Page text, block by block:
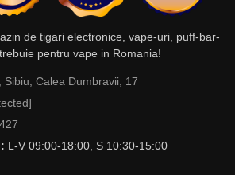
de tigari electronice, vape-uri, puff-bar-
pentru vape in Romania!
Sibiu, Calea Dumbravii, 17
L-V 09:00-18:00, S 10:30-15:00